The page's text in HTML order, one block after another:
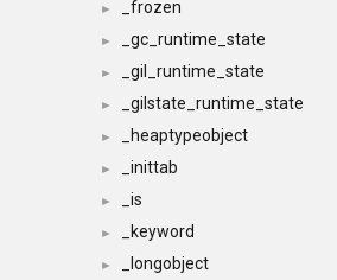
► _frozen
► _gc_runtime_state
► _gil_runtime_state
► _gilstate_runtime_state
► _heaptypeobject
► _inittab
► _is
► _keyword
► _longobject